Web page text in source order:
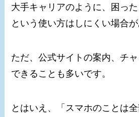
大手キャリアのように、困っ
という使い方はしにくい場合が
ただ、公式サイトの案内、チ
できることも多いです。
とはいえ、「スマホのことは